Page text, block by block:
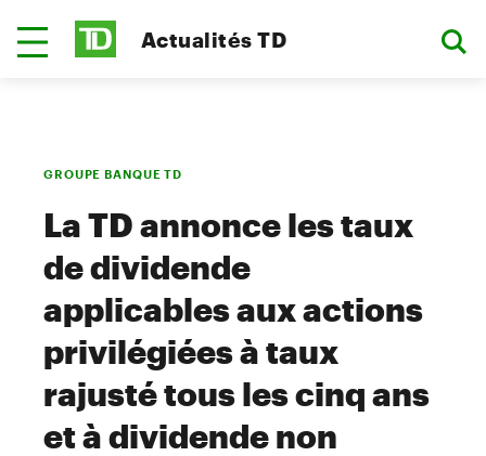
Actualités TD
GROUPE BANQUE TD
La TD annonce les taux
de dividende
applicables aux actions
privilégiées à taux
rajusté tous les cinq ans
et à dividende non